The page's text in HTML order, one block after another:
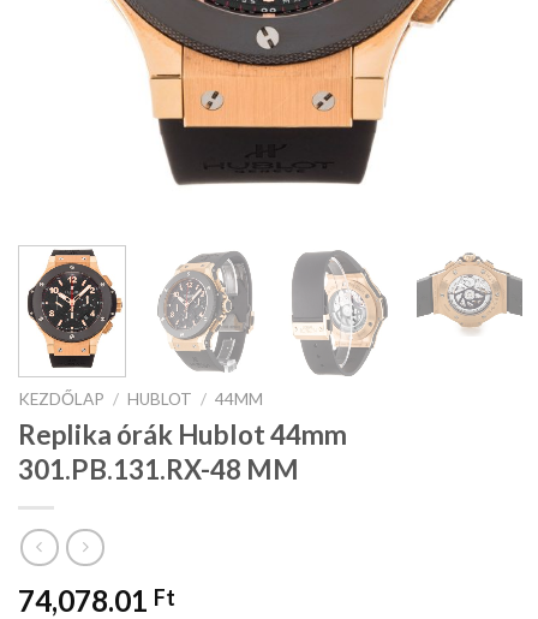
KEZDŐLAP / HUBLOT / 44MM
Replika órák Hublot 44mm
301.PB.131.RX-48 MM
74,078.01 Ft